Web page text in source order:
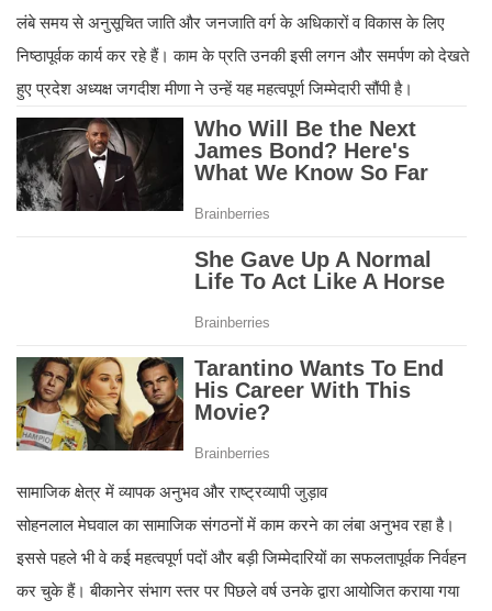
लंबे समय से अनुसूचित जाति और जनजाति वर्ग के अधिकारों व विकास के लिए
निष्ठापूर्वक कार्य कर रहे हैं। काम के प्रति उनकी इसी लगन और समर्पण को देखते
हुए प्रदेश अध्यक्ष जगदीश मीणा ने उन्हें यह महत्वपूर्ण जिम्मेदारी सौंपी है।
सामाजिक क्षेत्र में व्यापक अनुभव और राष्ट्रव्यापी जुड़ाव
सोहनलाल मेघवाल का सामाजिक संगठनों में काम करने का लंबा अनुभव रहा है।
इससे पहले भी वे कई महत्वपूर्ण पदों और बड़ी जिम्मेदारियों का सफलतापूर्वक निर्वहन
कर चुके हैं। बीकानेर संभाग स्तर पर पिछले वर्ष उनके द्वारा आयोजित कराया गया